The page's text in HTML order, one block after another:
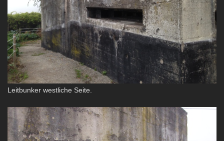
Leitbunker westliche Seite.